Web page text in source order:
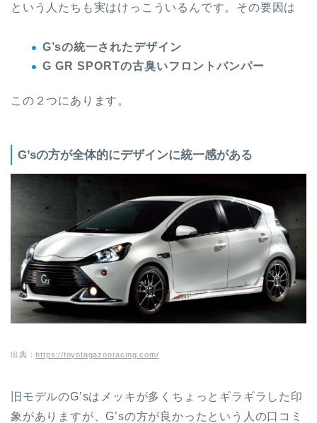
という人たちも実はけっこういるんです。その要因は
G’sの統一されたデザイン
G GR SPORTの古臭いフロントバンパー
この２つにあります。
G’sの方が全体的にデザインに統一感がある
出典：https://toyotagazooracing.com/
旧モデルのG’sはメッキが多くちょっとギラギラした印
象がありますが、G’sの方が良かったという人の口コミ